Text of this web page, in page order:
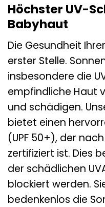
Höchster UV-
Babyhaut
Die Gesundheit
erster Stelle.
insbesondere die
empfindliche Haut
und schädigen.
bietet einen
(UPF 50+), der
zertifiziert ist. Dies
der schädlichen
blockiert werden.
bedenkenlos die